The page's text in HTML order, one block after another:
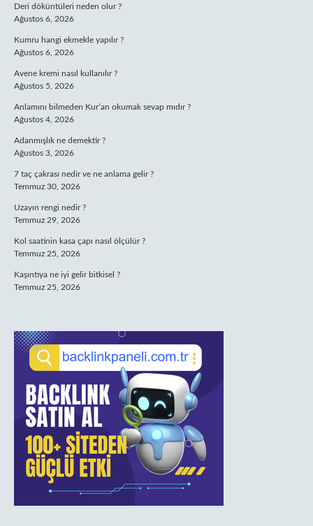
Deri döküntüleri neden olur ?
Ağustos 6, 2026
Kumru hangi ekmekle yapılır ?
Ağustos 6, 2026
Avene kremi nasıl kullanılır ?
Ağustos 5, 2026
Anlamını bilmeden Kur’an okumak sevap mıdır ?
Ağustos 4, 2026
Adanmışlık ne demektir ?
Ağustos 3, 2026
7 taç çakrası nedir ve ne anlama gelir ?
Temmuz 30, 2026
Uzayın rengi nedir ?
Temmuz 29, 2026
Kol saatinin kasa çapı nasıl ölçülür ?
Temmuz 25, 2026
Kaşıntıya ne iyi gelir bitkisel ?
Temmuz 25, 2026